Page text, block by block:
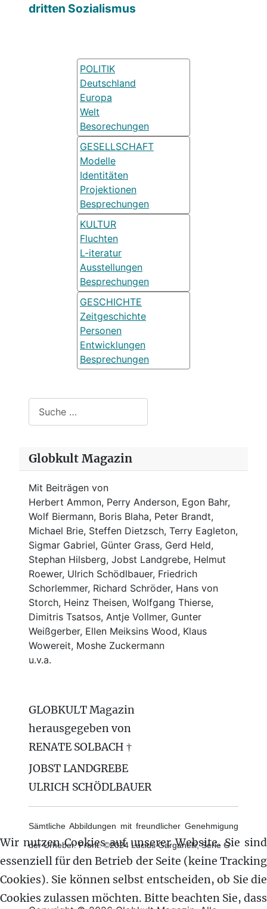
dritten Sozialismus
POLITIK
Deutschland
Europa
Welt
Besorechungen
GESELLSCHAFT
Modelle
Identitäten
Projektionen
Besprechungen
KULTUR
Fluchten
L-iteratur
Ausstellungen
Besprechungen
GESCHICHTE
Zeitgeschichte
Personen
Entwicklungen
Besprechungen
Globkult Magazin
Mit Beiträgen von
Herbert Ammon, Perry Anderson, Egon Bahr,
Wolf Biermann, Boris Blaha, Peter Brandt,
Michael Brie, Steffen Dietzsch, Terry Eagleton,
Sigmar Gabriel, Günter Grass, Gerd Held,
Stephan Hilsberg, Jobst Landgrebe, Helmut
Roewer, Ulrich Schödlbauer, Friedrich
Schorlemmer, Richard Schröder, Hans von
Storch, Heinz Theisen, Wolfgang Thierse,
Dimitris Tsatsos, Antje Vollmer, Gunter
Weißgerber, Ellen Meiksins Wood, Klaus
Wowereit, Moshe Zuckermann
u.v.a.
GLOBKULT Magazin
herausgegeben von
RENATE SOLBACH †
JOBST LANDGREBE
ULRICH SCHÖDLBAUER
Sämtliche Abbildungen mit freundlicher Genehmigung
der Urheber. Front: ©2024 Lucius Garganelli, Serie G
Wir nutzen Cookies auf unserer Website. Sie sind
essenziell für den Betrieb der Seite (keine Tracking
Cookies). Sie können selbst entscheiden, ob Sie die
Cookies zulassen möchten. Bitte beachten Sie, dass